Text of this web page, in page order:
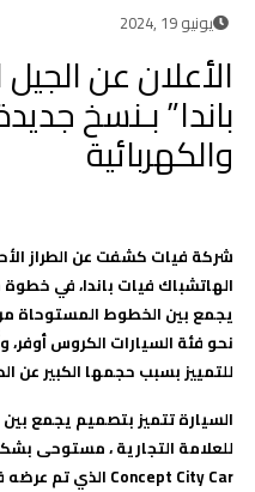
يونيو 19 ,2024
الأعلان عن
باندا” بـنسخ
والكهربائية
شركة فيات كشفت عن الطراز
الهاتشباك فيات باندا، في
يجمع بين الخطوط المستوحاة
نحو فئة السيارات الكروس أوفر،
للتمييز بسبب حجمها الكبير عن
السيارة تتميز بتصميم يجمع بين
للعلامة التجارية ، مستوحى
Concept City Car الذي تم عرضه